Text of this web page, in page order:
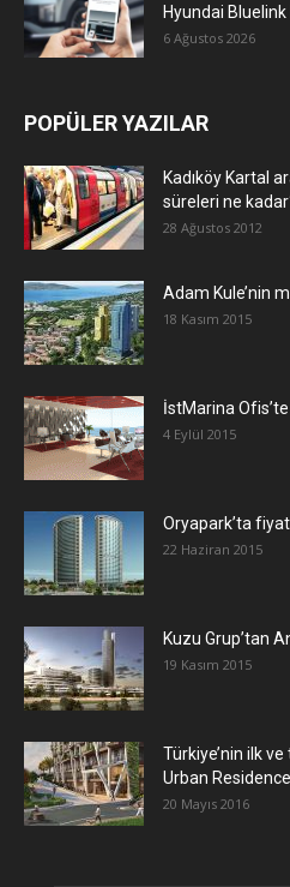
Hyundai Bluelink
6 Ağustos 2026
POPÜLER YAZILAR
Kadıköy Kartal
süreleri ne
28 Ağustos 2012
Adam Kule’nin
18 Kasım 2015
İstMarina
4 Eylül 2015
Oryapark’ta
22 Haziran 2015
​Kuzu Grup’tan
19 Kasım 2015
Türkiye’nin ilk
Urban
20 Mayıs 2016